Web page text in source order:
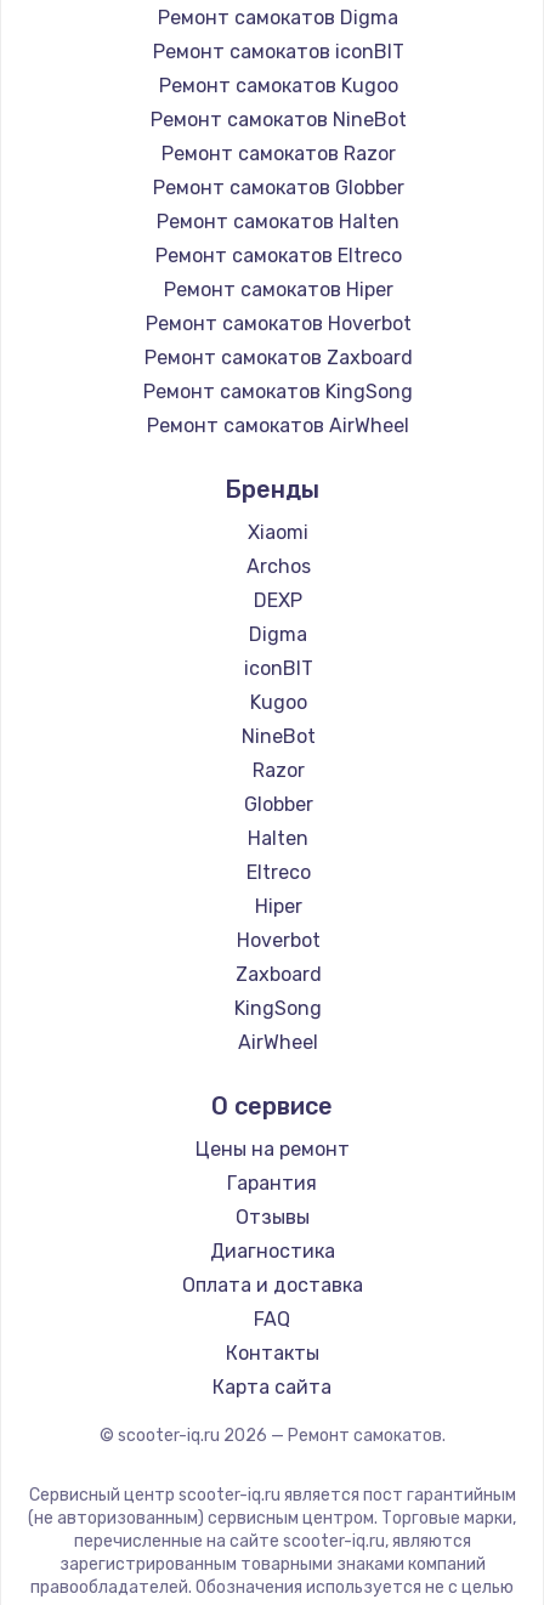
Ремонт самокатов Digma
Ремонт самокатов iconBIT
Ремонт самокатов Kugoo
Ремонт самокатов NineBot
Ремонт самокатов Razor
Ремонт самокатов Globber
Ремонт самокатов Halten
Ремонт самокатов Eltreco
Ремонт самокатов Hiper
Ремонт самокатов Hoverbot
Ремонт самокатов Zaxboard
Ремонт самокатов KingSong
Ремонт самокатов AirWheel
Ремонт самокатов Hunter
Ремонт самокатов Shorner
Ремонт самокатов Joyor
Ремонт самокатов Minimotors
Ремонт самокатов Bork
Ремонт самокатов Segway
Ремонт самокатов KIRIN
Бренды
Xiaomi
Archos
DEXP
Digma
iconBIT
Kugoo
NineBot
Razor
Globber
Halten
Eltreco
Hiper
Hoverbot
Zaxboard
KingSong
AirWheel
Hunter
Shorner
Joyor
Minimotors
Bork
Segway
KIRIN
О сервисе
Цены на ремонт
Гарантия
Отзывы
Диагностика
Оплата и доставка
FAQ
Контакты
Карта сайта
© scooter-iq.ru 2026 — Ремонт самокатов.
Сервисный центр scooter-iq.ru является пост гарантийным
(не авторизованным) сервисным центром. Торговые марки,
перечисленные на сайте scooter-iq.ru, являются
зарегистрированным товарными знаками компаний
правообладателей. Обозначения используется не с целью